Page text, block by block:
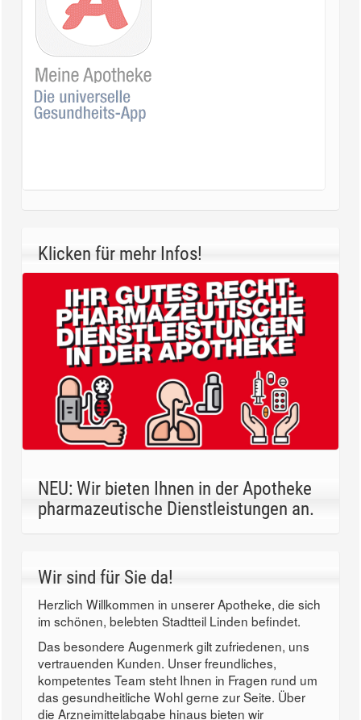
Klicken für mehr Infos!
NEU: Wir bieten Ihnen in der Apotheke
pharmazeutische Dienstleistungen an.
Wir sind für Sie da!
Herzlich Willkommen in unserer Apotheke, die sich
im schönen, belebten Stadtteil Linden befindet.
Das besondere Augenmerk gilt zufriedenen, uns
vertrauenden Kunden. Unser freundliches,
kompetentes Team steht Ihnen in Fragen rund um
das gesundheitliche Wohl gerne zur Seite. Über
die Arzneimittelabgabe hinaus bieten wir